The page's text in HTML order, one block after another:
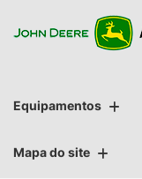
Equipamentos
Mapa do site